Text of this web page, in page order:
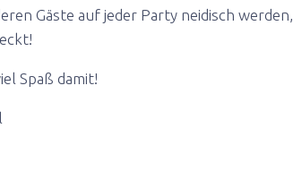
Gäste auf jeder Party neidisch werden,
Spaß damit!